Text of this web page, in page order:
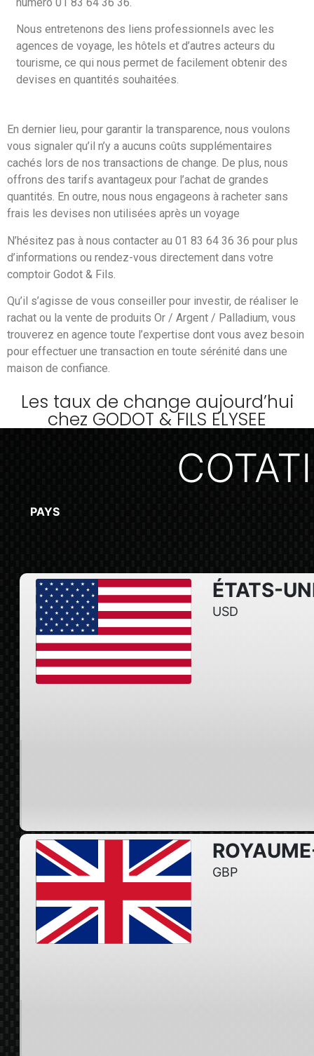
Nous entretenons des liens professionnels avec les
agences de voyage, les hôtels et d’autres acteurs du
tourisme, ce qui nous permet de facilement obtenir des
devises en quantités souhaitées.
En dernier lieu, pour garantir la transparence, nous voulons
vous signaler qu’il n’y a aucuns coûts supplémentaires
cachés lors de nos transactions de change. De plus, nous
offrons des tarifs avantageux pour l’achat de grandes
quantités. En outre, nous nous engageons à racheter sans
frais les devises non utilisées après un voyage
N’hésitez pas à nous contacter au 01 83 64 36 36 pour plus
d’informations ou rendez-vous directement dans votre
comptoir Godot & Fils.
Qu’il s’agisse de vous conseiller pour investir, de réaliser le
rachat ou la vente de produits Or / Argent / Palladium, vous
trouverez en agence toute l’expertise dont vous avez besoin
pour effectuer une transaction en toute sérénité dans une
maison de confiance.
Les taux de change aujourd’hui
chez GODOT & FILS ELYSEE